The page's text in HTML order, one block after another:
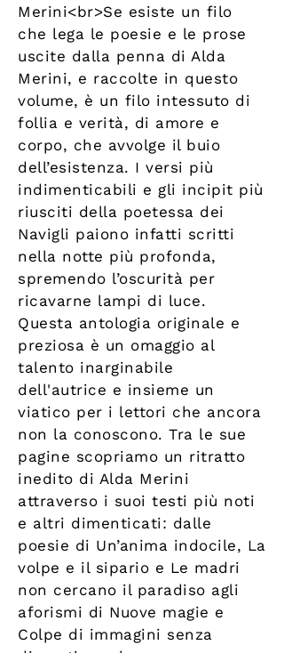
Merini<br>Se esiste un filo
che lega le poesie e le prose
uscite dalla penna di Alda
Merini, e raccolte in questo
volume, è un filo intessuto di
follia e verità, di amore e
corpo, che avvolge il buio
dell’esistenza. I versi più
indimenticabili e gli incipit più
riusciti della poetessa dei
Navigli paiono infatti scritti
nella notte più profonda,
spremendo l’oscurità per
ricavarne lampi di luce.
Questa antologia originale e
preziosa è un omaggio al
talento inarginabile
dell'autrice e insieme un
viatico per i lettori che ancora
non la conoscono. Tra le sue
pagine scopriamo un ritratto
inedito di Alda Merini
attraverso i suoi testi più noti
e altri dimenticati: dalle
poesie di Un’anima indocile, La
volpe e il sipario e Le madri
non cercano il paradiso agli
aforismi di Nuove magie e
Colpe di immagini senza